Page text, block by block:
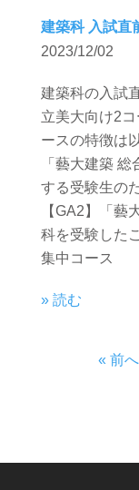
建築科 入試直
2023/12/02
建築科の入試
立美大向け2
ースの特徴
「藝大建築
する受験生
【GA2】「藝
科を受験した
集中コース
» 読む
« 前へ